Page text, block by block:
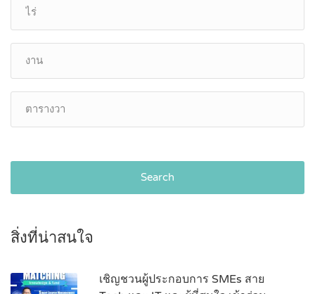
Search
สิ่งที่น่าสนใจ
เชิญชวนผู้ประกอบการ SMEs สาย